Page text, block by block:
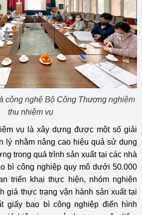
công nghệ Bộ Công Thương nghiệm
thu nhiệm vụ
vụ là xây dựng được một số giải
lý nhằm nâng cao hiệu quả sử dụng
trong quá trình sản xuất tại các nhà
bì công nghiệp quy mô dưới 50.000
triển khai thực hiện, nhóm nghiên
giá thực trạng vận hành sản xuất tại
giấy bao bì công nghiệp điển hình